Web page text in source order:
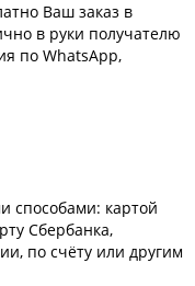
Ваш заказ в
в руки получателю
по WhatsApp,
способами: картой
Сбербанка,
по счёту или другим